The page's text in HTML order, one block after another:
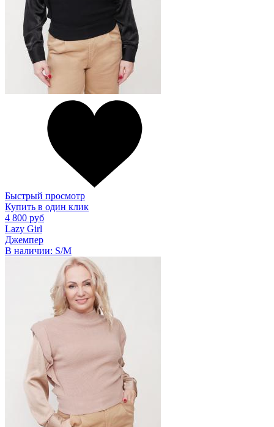
Быстрый просмотр
Купить в один клик
4 800 руб
Lazy Girl
Джемпер
В наличии: S/M